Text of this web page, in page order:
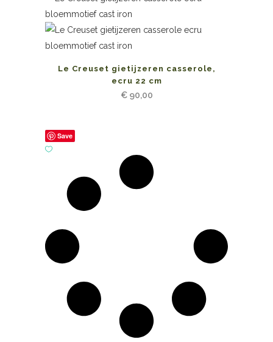
Le Creuset gietijzeren casserole,
ecru 22 cm
€90,00
Save